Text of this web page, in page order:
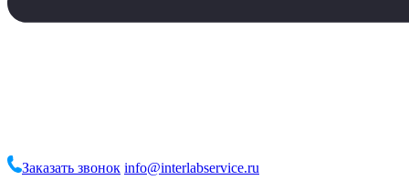
Заказать звонок info@interlabservice.ru